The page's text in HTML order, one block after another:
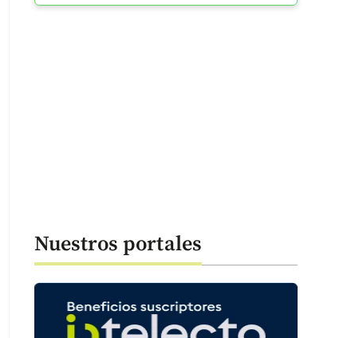
44 segundos
Nuestros portales